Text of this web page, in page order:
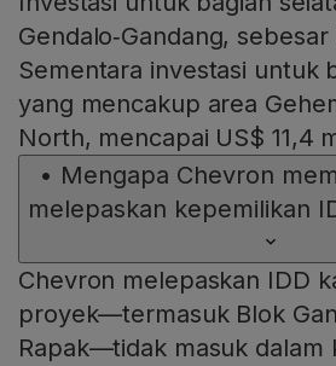
Gendalo‑Gandang,
Sementara investasi untuk
yang mencakup area
North, mencapai US$ 11,4
• Mengapa Chevron
melepaskan kepemilikan
Chevron melepaskan IDD
proyek—termasuk Blok
Rapak—tidak masuk dalam